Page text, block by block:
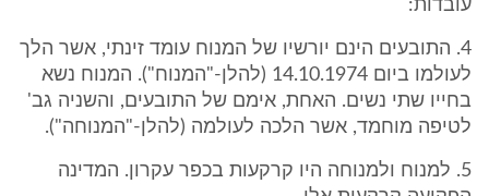
עובדות:
4. התובעים הינם יורשיו של המנוח עומד זינתי, אשר הלך
לעולמו ביום 14.10.1974 (להלן-"המנוח"). המנוח נשא
בחייו שתי נשים. האחת, אימם של התובעים, והשניה גב'
לטיפה מוחמד, אשר הלכה לעולמה (להלן-"המנוחה").
5. למנוח ולמנוחה היו קרקעות בכפר עקרון. המדינה